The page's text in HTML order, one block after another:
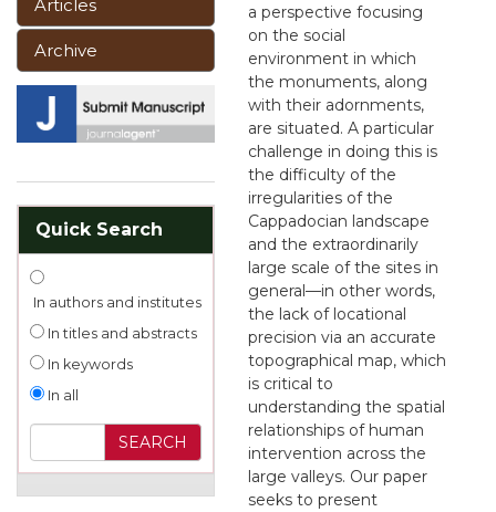
Articles
Archive
Quick Search
In authors and institutes
In titles and abstracts
In keywords
In all
a perspective focusing
on the social
environment in which
the monuments, along
with their adornments,
are situated. A particular
challenge in doing this is
the difficulty of the
irregularities of the
Cappadocian landscape
and the extraordinarily
large scale of the sites in
general—in other words,
the lack of locational
precision via an accurate
topographical map, which
is critical to
understanding the spatial
relationships of human
intervention across the
large valleys. Our paper
seeks to present